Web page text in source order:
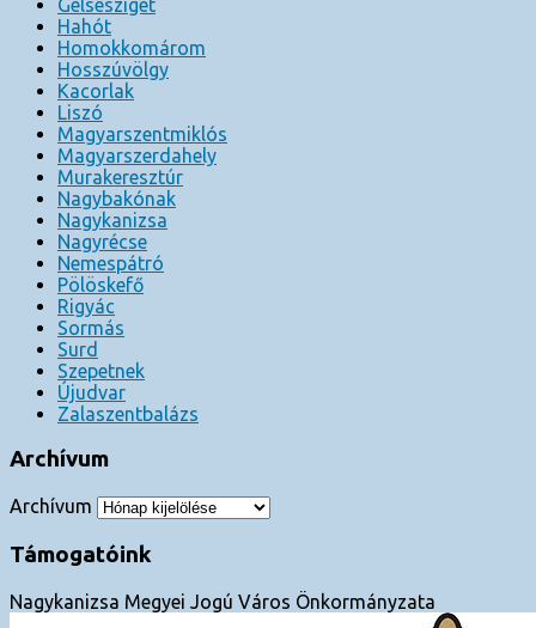
Gelsesziget
Hahót
Homokkomárom
Hosszúvölgy
Kacorlak
Liszó
Magyarszentmiklós
Magyarszerdahely
Murakeresztúr
Nagybakónak
Nagykanizsa
Nagyrécse
Nemespátró
Pölöskefő
Rigyác
Sormás
Surd
Szepetnek
Újudvar
Zalaszentbalázs
Archívum
Archívum
Támogatóink
Nagykanizsa Megyei Jogú Város Önkormányzata